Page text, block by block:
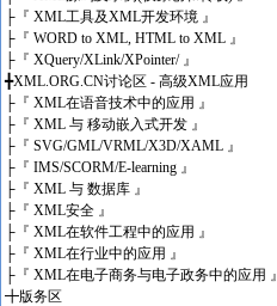
├ 『 XML工具及XML开发环境 』
├ 『 WORD to XML, HTML to XML 』
├ 『 XQuery/XLink/XPointer/ 』
╋XML.ORG.CN讨论区 - 高级XML应用
├ 『 XML在语音技术中的应用 』
├ 『 XML 与 移动嵌入式开发 』
├ 『 SVG/GML/VRML/X3D/XAML 』
├ 『 IMS/SCORM/E-learning 』
├ 『 XML 与 数据库 』
├ 『 XML安全 』
├ 『 XML在软件工程中的应用 』
├ 『 XML在行业中的应用 』
├ 『 XML在电子商务与电子政务中的应用 』
╋版务区